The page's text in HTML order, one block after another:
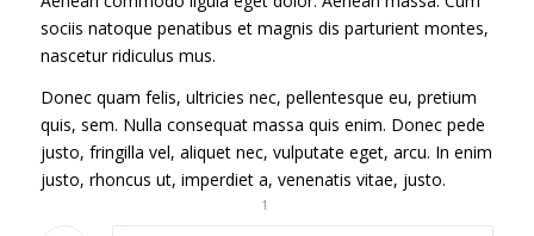
sociis natoque penatibus et magnis dis parturient montes,
nascetur ridiculus mus.
Donec quam felis, ultricies nec, pellentesque eu, pretium
quis, sem. Nulla consequat massa quis enim. Donec pede
justo, fringilla vel, aliquet nec, vulputate eget, arcu. In enim
justo, rhoncus ut, imperdiet a, venenatis vitae, justo.
1